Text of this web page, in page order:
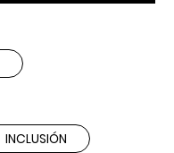
INCLUSIÓN